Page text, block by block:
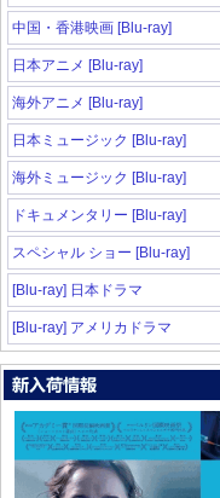
中国・香港映画 [Blu-ray]
日本アニメ [Blu-ray]
海外アニメ [Blu-ray]
日本ミュージック [Blu-ray]
海外ミュージック [Blu-ray]
ドキュメンタリー [Blu-ray]
スペシャル ショー [Blu-ray]
[Blu-ray] 日本ドラマ
[Blu-ray] アメリカドラマ